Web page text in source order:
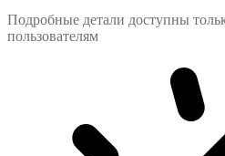
Подробные детали доступны
пользователям